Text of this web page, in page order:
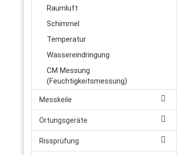
Raumluft
Schimmel
Temperatur
Wassereindringung
CM Messung
(Feuchtigkeitsmessung)
Messkeile
Ortungsgeräte
Rissprüfung